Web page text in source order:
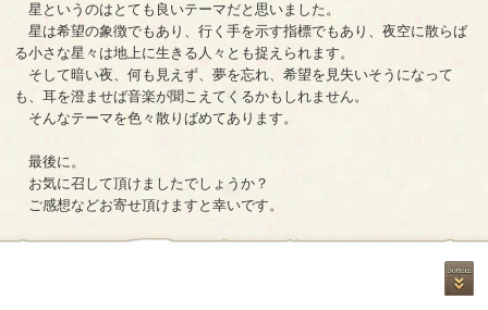
星というのはとても良いテーマだと思いました。
星は希望の象徴でもあり、行く手を示す指標でもあり、夜空に散らば
る小さな星々は地上に生きる人々とも捉えられます。
そして暗い夜、何も見えず、夢を忘れ、希望を見失いそうになって
も、耳を澄ませば音楽が聞こえてくるかもしれません。
そんなテーマを色々散りばめてあります。
最後に。
お気に召して頂けましたでしょうか？
ご感想などお寄せ頂けますと幸いです。